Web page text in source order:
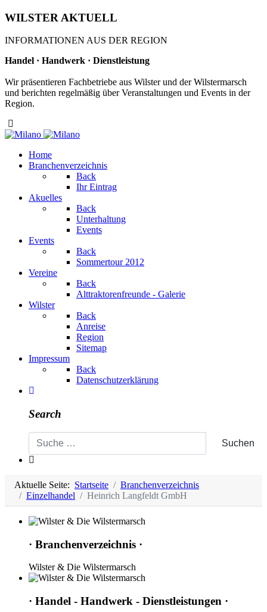
WILSTER AKTUELL
INFORMATIONEN AUS DER REGION
Handel · Handwerk · Dienstleistung
Wir präsentieren Fachbetriebe aus Wilster und der Wilstermarsch
und berichten regelmäßig über Veranstaltungen und Events in der
Region.
Home
Branchenverzeichnis
Back
Ihr Eintrag
Akuelles
Back
Unterhaltung
Events
Events
Back
Sommertour 2012
Vereine
Back
Alttraktorenfreunde - Galerie
Wilster
Back
Anreise
Region
Sitemap
Impressum
Back
Datenschutzerklärung
Search
Search
Suchen
Aktuelle Seite: Startseite
Branchenverzeichnis
Einzelhandel
Heinrich Langfeldt GmbH
· Branchenverzeichnis ·
Wilster & Die Wilstermarsch
· Handel - Handwerk - Dienstleistungen ·